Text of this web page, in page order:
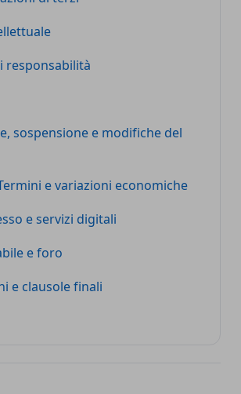
responsabilità
sospensione e modifiche del
e variazioni economiche
e servizi digitali
e foro
e clausole finali